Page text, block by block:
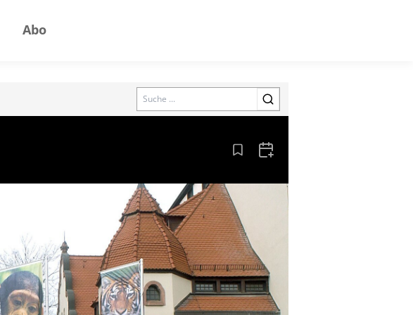
Abo
Search
Aus den Lesezeichen entfernen
Zum Kalender hinzufügen